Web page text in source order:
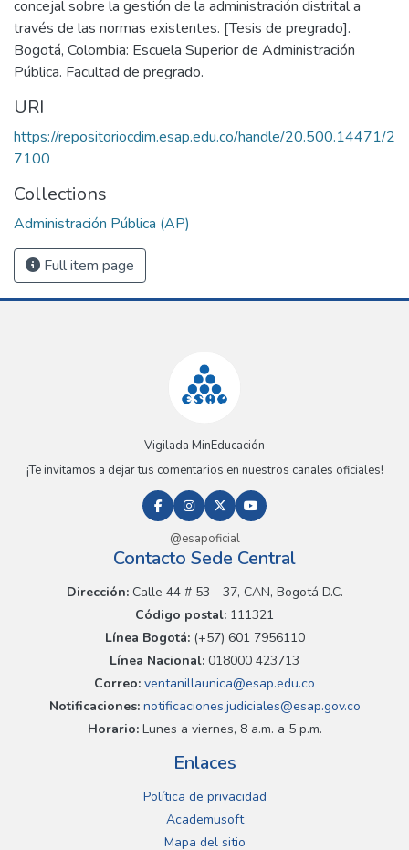
concejal sobre la gestión de la administración distrital a
través de las normas existentes. [Tesis de pregrado].
Bogotá, Colombia: Escuela Superior de Administración
Pública. Facultad de pregrado.
URI
https://repositoriocdim.esap.edu.co/handle/20.500.14471/2
7100
Collections
Administración Pública (AP)
Full item page
Vigilada MinEducación
¡Te invitamos a dejar tus comentarios en nuestros canales oficiales!
@esapoficial
Contacto Sede Central
Dirección:Calle 44 # 53 - 37, CAN, Bogotá D.C.
Código postal: 111321
Línea Bogotá:(+57) 601 7956110
Línea Nacional: 018000 423713
Correo: ventanillaunica@esap.edu.co
Notificaciones:notificaciones.judiciales@esap.gov.co
Horario:Lunes a viernes, 8 a.m. a 5 p.m.
Enlaces
Política de privacidad
Academusoft
Mapa del sitio